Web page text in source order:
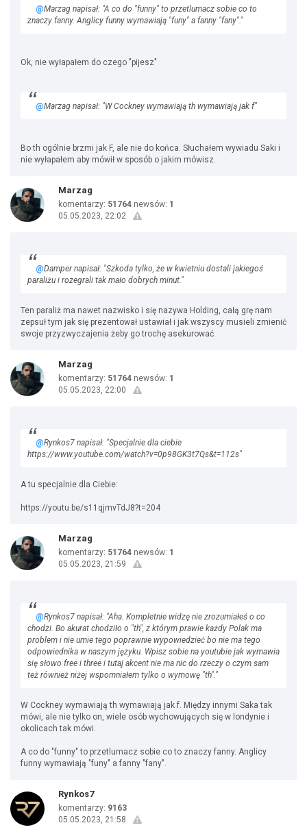
@Marzag napisał: "A co do "funny" to przetlumacz sobie co to
znaczy fanny. Anglicy funny wymawiają "funy" a fanny "fany"."
Ok, nie wyłapałem do czego "pijesz"
@Marzag napisał: "W Cockney wymawiają th wymawiają jak f"
Bo th ogólnie brzmi jak F, ale nie do końca. Słuchałem wywiadu Saki i
nie wyłapałem aby mówił w sposób o jakim mówisz.
Marzag
komentarzy: 51764 newsów: 1
05.05.2023, 22:02
@Damper napisał: "Szkoda tylko, że w kwietniu dostali jakiegoś
paraliżu i rozegrali tak mało dobrych minut."
Ten paraliż ma nawet nazwisko i się nazywa Holding, całą grę nam
zepsuł tym jak się prezentował ustawiał i jak wszyscy musieli zmienić
swoje przyzwyczajenia żeby go trochę asekurować.
Marzag
komentarzy: 51764 newsów: 1
05.05.2023, 22:00
@Rynkos7 napisał: "Specjalnie dla ciebie
https://www.youtube.com/watch?v=0p98GK3t7Qs&t=112s"
A tu specjalnie dla Ciebie:
https://youtu.be/s11qjmvTdJ8?t=204
Marzag
komentarzy: 51764 newsów: 1
05.05.2023, 21:59
@Rynkos7 napisał: "Aha. Kompletnie widzę nie zrozumiałeś o co
chodzi. Bo akurat chodziło o "th", z którym prawie każdy Polak ma
problem i nie umie tego poprawnie wypowiedzieć bo nie ma tego
odpowiednika w naszym języku. Wpisz sobie na youtubie jak wymawia
się słowo free i three i tutaj akcent nie ma nic do rzeczy o czym sam
też również niżej wspomniałem tylko o wymowę "th"."
W Cockney wymawiają th wymawiają jak f. Między innymi Saka tak
mówi, ale nie tylko on, wiele osób wychowujących się w londynie i
okolicach tak mówi.
A co do "funny" to przetlumacz sobie co to znaczy fanny. Anglicy
funny wymawiają "funy" a fanny "fany".
Rynkos7
komentarzy: 9163
05.05.2023, 21:58